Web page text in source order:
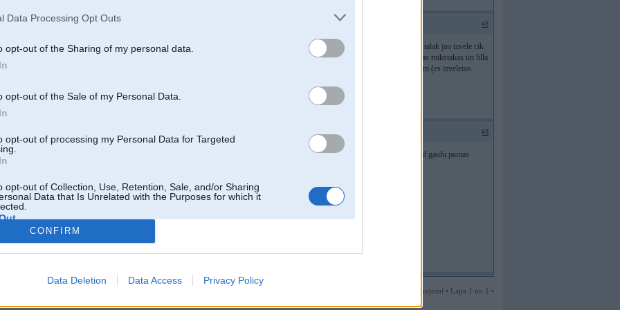
Data Processing Opt Outs
opt-out of the Sharing of my personal data.
opt-out of the Sale of my Personal Data.
opt-out of processing my Personal Data for Targeted
opt-out of Collection, Use, Retention, Sale, and/or Sharing
Data that Is Unrelated with the Purposes for which it
CONFIRM
Data Deletion Data Access Privacy Policy
10. Mar 2007, 16:23 #2
pirmkaart jabut labiem amortizatoriem, jo sedinot e30 tev bus liela iespeja atstaat muusu glaunajos celos karteri. talak jau izvele cik
zemu gribi sedinat un cik cietu masinu gribi. aimirsis esmu ka tur pa tam krasam dalijas, sarkanas laikam skaitijas mikstakas un lilla
cietakas vai gaisi zilas, nu karoce gan jau kads uzrakstis tiesam neatceros. bet velreiz saku jabut labiem amiishiem (es izveletos
#3
60/40mm ir vislabakais manupraat,un vajag amjus jo stock izbeigsies atri!par tamkrasam neko nezinu!Pats tagad gaidu jaunas
3 ziņojumi • Lapa 1 no 1 •